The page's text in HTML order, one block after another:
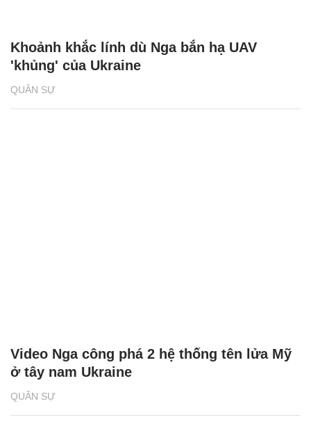
QUÂN SỰ
Khoảnh khắc lính dù Nga bắn hạ UAV
'khủng' của Ukraine
QUÂN SỰ
Video Nga công phá 2 hệ thống tên lửa Mỹ
ở tây nam Ukraine